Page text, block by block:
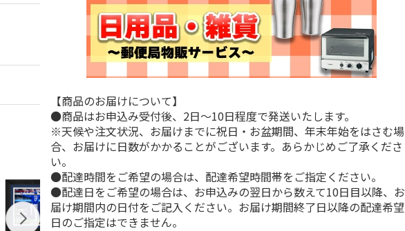
【商品のお届けについて】
●商品はお申込み受付後、2日～10日程度で発送いたします。
※天候や注文状況、お届けまでに祝日・お盆期間、年末年始をはさむ場
合、お届けに日数がかかることがございます。あらかじめご了承くださ
い。
●配達時間をご希望の場合は、配達希望時間帯をご指定ください。
●配達日をご希望の場合は、お申込みの翌日から数えて10日目以降、お
届け期間内の日付をご記入ください。お届け期間終了日以降の配達希望
日のご指定はできません。